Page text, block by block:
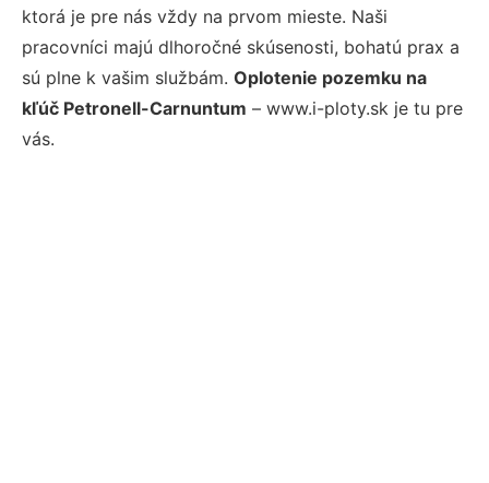
ktorá je pre nás vždy na prvom mieste. Naši
pracovníci majú dlhoročné skúsenosti, bohatú prax a
sú plne k vašim službám. Oplotenie pozemku na
kľúč Petronell-Carnuntum – www.i-ploty.sk je tu pre
vás.